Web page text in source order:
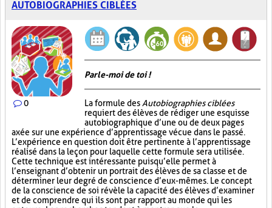
AUTOBIOGRAPHIES CIBLÉES
0
Parle-moi de toi !
La formule des Autobiographies ciblées
requiert des élèves de rédiger une esquisse
autobiographique d’une ou de deux pages
axée sur une expérience d’apprentissage vécue dans le passé.
L’expérience en question doit être pertinente à l’apprentissage
réalisé dans la leçon pour laquelle cette formule sera utilisée.
Cette technique est intéressante puisqu’elle permet à
l’enseignant d’obtenir un portrait des élèves de sa classe et de
déterminer leur degré de conscience d’eux-mêmes. Le concept
de la conscience de soi révèle la capacité des élèves d’examiner
et de comprendre qui ils sont par rapport au monde qui les